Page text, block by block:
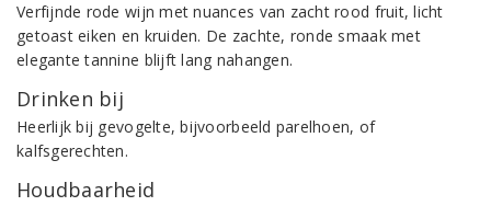
Verfijnde rode wijn met nuances van zacht rood fruit, licht
getoast eiken en kruiden. De zachte, ronde smaak met
elegante tannine blijft lang nahangen.
Drinken bij
Heerlijk bij gevogelte, bijvoorbeeld parelhoen, of
kalfsgerechten.
Houdbaarheid